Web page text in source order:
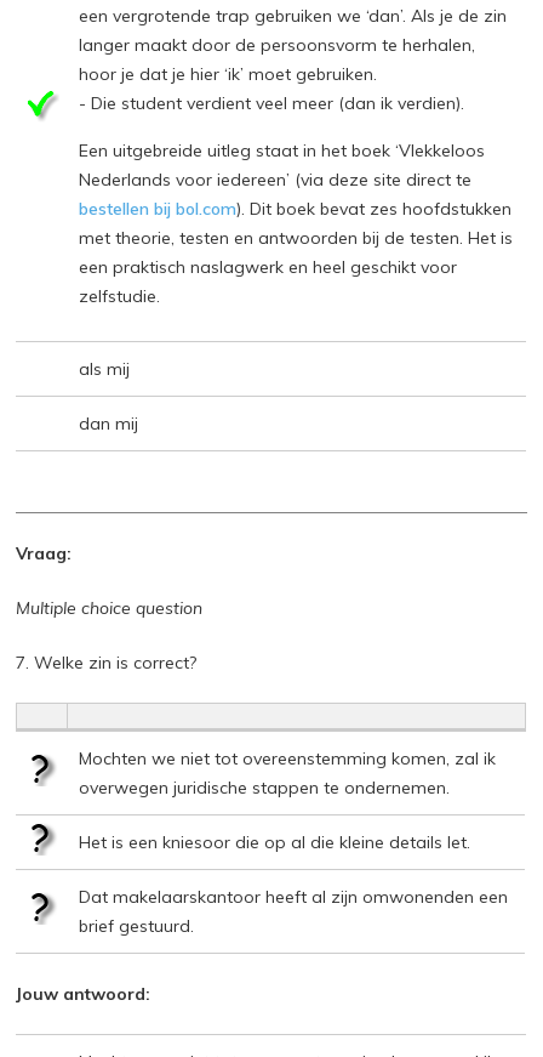
een vergrotende trap gebruiken we ‘dan’. Als je de zin
langer maakt door de persoonsvorm te herhalen,
hoor je dat je hier ‘ik’ moet gebruiken.
- Die student verdient veel meer (dan ik verdien).
Een uitgebreide uitleg staat in het boek ‘Vlekkeloos
Nederlands voor iedereen’ (via deze site direct te
bestellen bij bol.com). Dit boek bevat zes hoofdstukken
met theorie, testen en antwoorden bij de testen. Het is
een praktisch naslagwerk en heel geschikt voor
zelfstudie.
als mij
dan mij
Vraag:
Multiple choice question
7. Welke zin is correct?
Mochten we niet tot overeenstemming komen, zal ik
overwegen juridische stappen te ondernemen.
Het is een kniesoor die op al die kleine details let.
Dat makelaarskantoor heeft al zijn omwonenden een
brief gestuurd.
Jouw antwoord: